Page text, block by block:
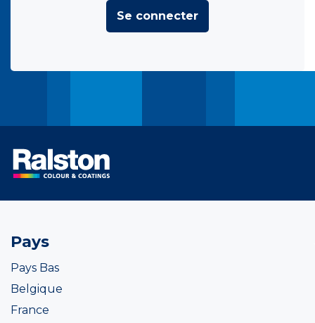
Se connecter
Pays
Pays Bas
Belgique
France